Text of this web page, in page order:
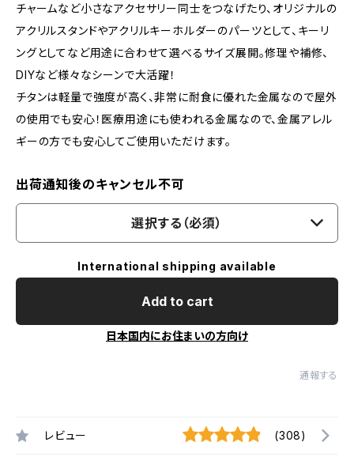
チャームなど小さなアクセサリー同士をつなげたり、オリジナルの
アクリルスタンドやアクリルキーホルダーのパーツとして、キーリ
ングとしてなど用途に合わせて選べるサイズ展開。修理や補修、
DIYなど様々なシーンで大活躍！
チタンは軽量で強度が高く、非常に耐食に優れた金属なので屋外
の使用でも安心！医療用途にも使われる金属なので、金属アレル
ギーの方でも安心してご使用いただけます。
出荷通知後のキャンセル不可
選択する（必須）
International shipping available
Add to cart
日本国内にお住まいの方向け
通報する
レビュー (308)